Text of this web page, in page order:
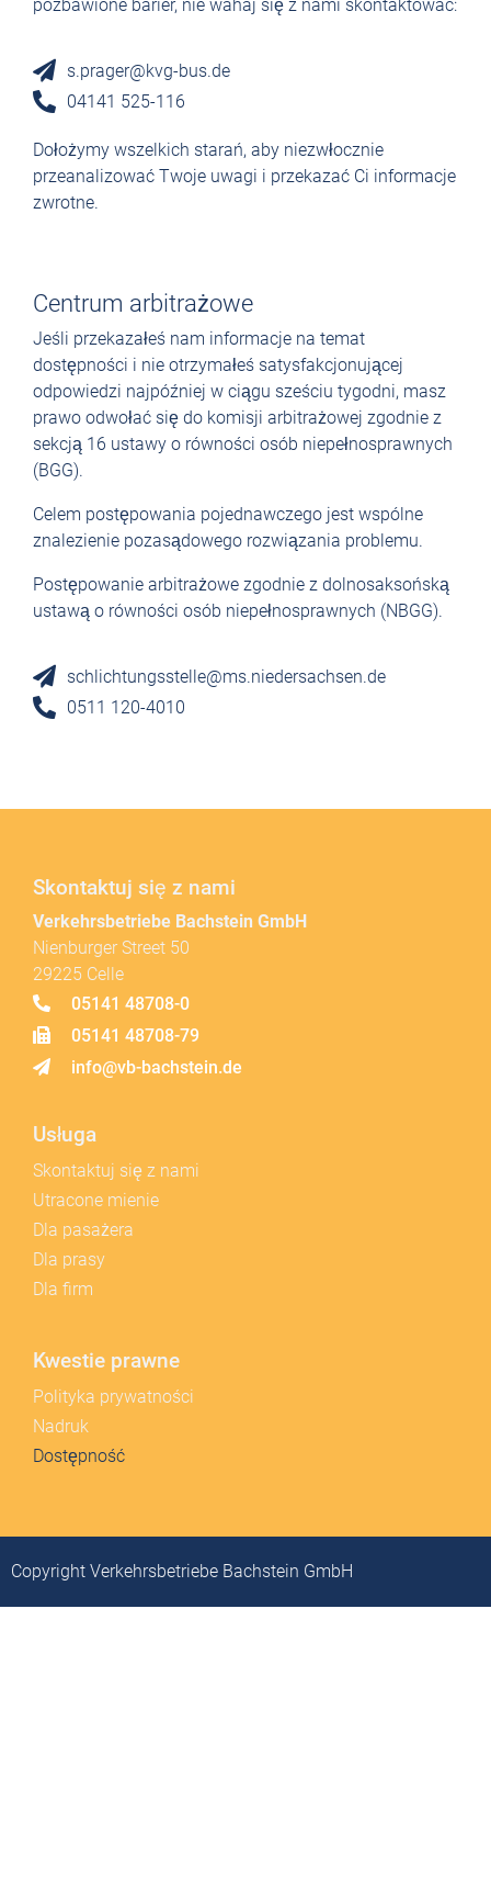
pozbawione barier, nie wahaj się z nami skontaktować:
s.prager@kvg-bus.de
04141 525-116
Dołożymy wszelkich starań, aby niezwłocznie
przeanalizować Twoje uwagi i przekazać Ci informacje
zwrotne.
Centrum arbitrażowe
Jeśli przekazałeś nam informacje na temat
dostępności i nie otrzymałeś satysfakcjonującej
odpowiedzi najpóźniej w ciągu sześciu tygodni, masz
prawo odwołać się do komisji arbitrażowej zgodnie z
sekcją 16 ustawy o równości osób niepełnosprawnych
(BGG).
Celem postępowania pojednawczego jest wspólne
znalezienie pozasądowego rozwiązania problemu.
Postępowanie arbitrażowe zgodnie z dolnosaksońską
ustawą o równości osób niepełnosprawnych (NBGG).
schlichtungsstelle@ms.niedersachsen.de
0511 120-4010
Skontaktuj się z nami
Verkehrsbetriebe Bachstein GmbH
Nienburger Street 50
29225 Celle
05141 48708-0
05141 48708-79
info@vb-bachstein.de
Usługa
Skontaktuj się z nami
Utracone mienie
Dla pasażera
Dla prasy
Dla firm
Kwestie prawne
Polityka prywatności
Nadruk
Dostępność
Copyright Verkehrsbetriebe Bachstein GmbH